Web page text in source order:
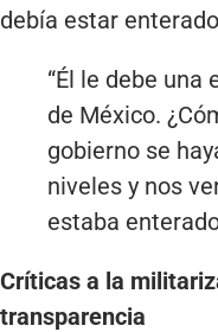
debía estar
“Él le debe una
de México.
gobierno se
niveles y nos
estaba
Críticas a la
transparencia